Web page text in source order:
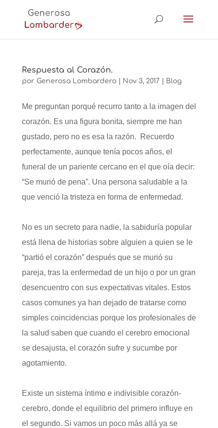
Respuesta al Corazón.
por Generosa Lombardero| Nov 3, 2017 Blog
Me preguntan porqué recurro tanto a la imagen del
corazón. Es una figura bonita, siempre me han
gustado, pero no es esa la razón. Recuerdo
perfectamente, aunque tenía pocos años, el
funeral de un pariente cercano en el que oía decir:
“Se murió de pena”. Una persona saludable a la
que venció la tristeza en forma de enfermedad.
No es un secreto para nadie, la sabiduría popular
está llena de historias sobre alguien a quien se le
“partió el corazón” después que se murió su
pareja, tras la enfermedad de un hijo o por un gran
desencuentro con sus expectativas vitales. Estos
casos comunes ya han dejado de tratarse como
simples coincidencias porque los profesionales de
la salud saben que cuando el cerebro emocional
se desajusta, el corazón sufre y sucumbe por
agotamiento.
Existe un sistema íntimo e indivisible corazón-
cerebro, donde el equilibrio del primero influye en
el segundo. Si vamos un poco más allá ya se